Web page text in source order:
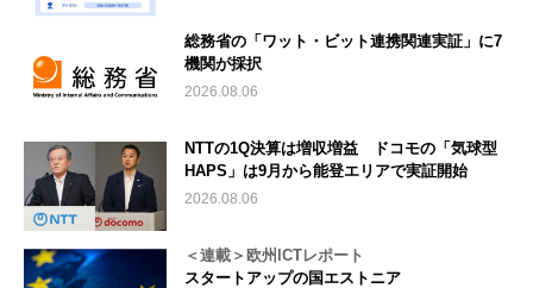
総務省の「ワット・ビット連携関連実証」に7
機関が採択
2026.08.06
NTTの1Q決算は増収増益 ドコモの「気球型
HAPS」は9月から能登エリアで実証開始
2026.08.06
＜連載＞欧州ICTレポート
スタートアップの国エストニア